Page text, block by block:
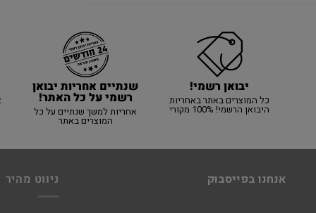
יבואן רשמי!
כל המוצרים באתר באחריות
היבואן הרשמי! 100% מקורי
שנתיים אחריות יבואן
רשמי על כל האתר!
אחריות למשך שנתיים על כל
המוצרים באתר
אנחנו בפייסבוק ניווט מהיר